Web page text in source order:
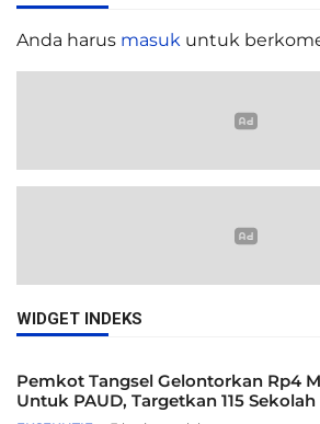
Anda harus masuk untuk
WIDGET INDEKS
Pemkot Tangsel Gelontorkan Rp4
Untuk PAUD, Targetkan 115 Sekolah